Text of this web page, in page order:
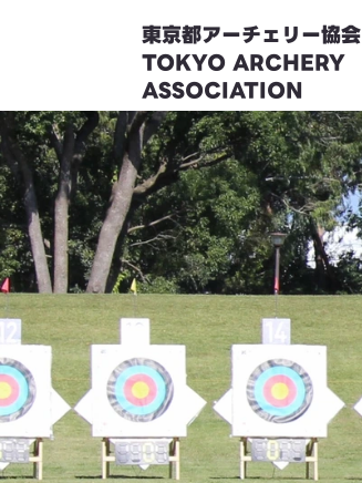
東京都アーチェリー協会
TOKYO ARCHERY
ASSOCIATION